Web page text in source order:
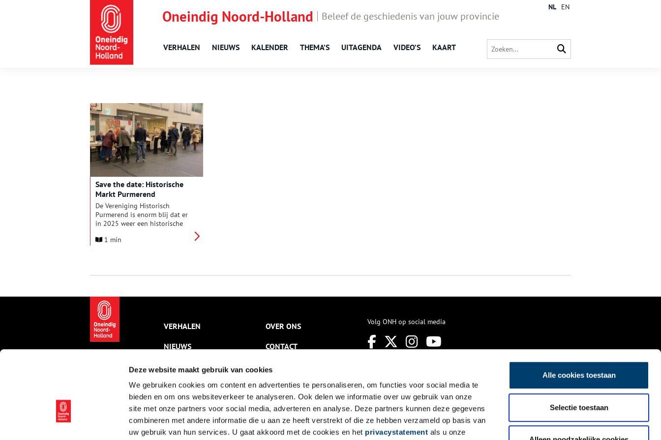
Deze website maakt gebruik van cookies
We gebruiken cookies om content en advertenties te personaliseren, om functies voor social media te
bieden en om ons websiteverkeer te analyseren. Ook delen we informatie over uw gebruik van onze
site met onze partners voor social media, adverteren en analyse. Deze partners kunnen deze gegevens
combineren met andere informatie die u aan ze heeft verstrekt of die ze hebben verzameld op basis van
uw gebruik van hun services. U gaat akkoord met de cookies en het privacystatement als u onze
Alle cookies toestaan
Selectie toestaan
Oneindig Noord-Holland Beleef de geschiedenis van jouw provincie
VERHALEN NIEUWS KALENDER THEMA’S UITAGENDA VIDEO’S KAART
NL EN
Save the date: Historische
Markt Purmerend
De Vereniging Historisch
Purmerend is enorm blij dat er
in 2025 weer een historische
worden en wel op zondag 26
1 min
VERHALEN
NIEUWS
KALENDER
THEMA’S
ACTIVITEITEN
VIDEO’S
OVER ONS
CONTACT
NIEUWSBRIEF
DISCLAIMER
PRIVACY
TOEGANKELIJKHEID
Volg ONH op social media